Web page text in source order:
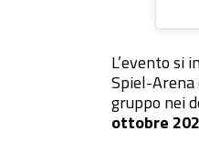
L’evento si
Spiel-Arena
gruppo nei
ottobre